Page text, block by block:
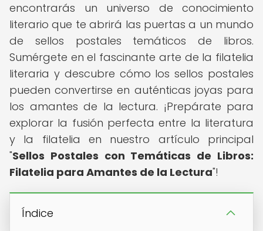
encontrarás un universo de conocimiento
literario que te abrirá las puertas a un mundo
de sellos postales temáticos de libros.
Sumérgete en el fascinante arte de la filatelia
literaria y descubre cómo los sellos postales
pueden convertirse en auténticas joyas para
los amantes de la lectura. ¡Prepárate para
explorar la fusión perfecta entre la literatura
y la filatelia en nuestro artículo principal
"Sellos Postales con Temáticas de Libros:
Filatelia para Amantes de la Lectura"!
Índice